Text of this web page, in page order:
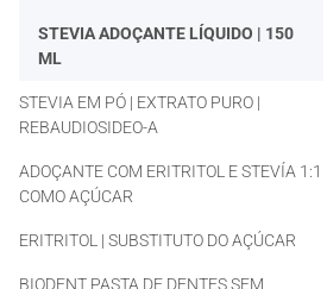
STEVIA ADOÇANTE LÍQUIDO | 150
ML
STEVIA EM PÓ | EXTRATO PURO |
REBAUDIOSIDEO-A
ADOÇANTE COM ERITRITOL E STEVÍA 1:1
COMO AÇÚCAR
ERITRITOL | SUBSTITUTO DO AÇÚCAR
BIODENT PASTA DE DENTES SEM